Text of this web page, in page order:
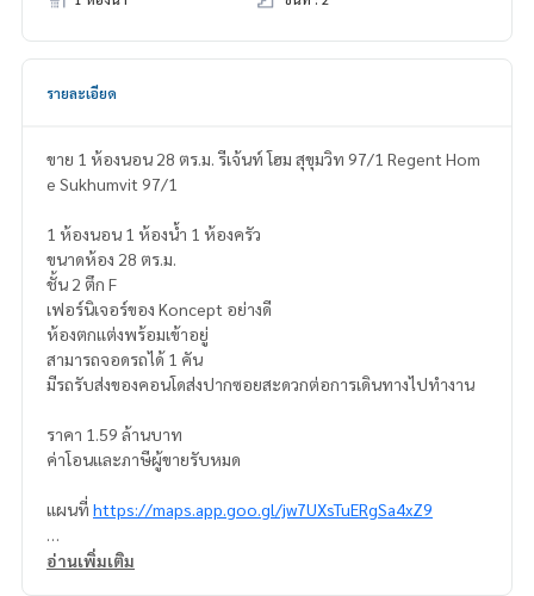
รายละเอียด
ขาย 1 ห้องนอน 28 ตร.ม. รีเจ้นท์ โฮม สุขุมวิท 97/1 Regent Hom
e Sukhumvit 97/1
1 ห้องนอน 1 ห้องน้ำ 1 ห้องครัว
ขนาดห้อง 28 ตร.ม.
ชั้น 2 ตึก F
เฟอร์นิเจอร์ของ Koncept อย่างดี
ห้องตกเเต่งพร้อมเข้าอยู่
สามารถจอดรถได้ 1 คัน
มีรถรับส่งของคอนโดส่งปากซอยสะดวกต่อการเดินทางไปทำงาน
ราคา 1.59 ล้านบาท
ค่าโอนเเละภาษีผู้ขายรับหมด
แผนที่ https://maps.app.goo.gl/jw7UXsTuERgSa4xZ9
=================================
อ่านเพิ่มเติม